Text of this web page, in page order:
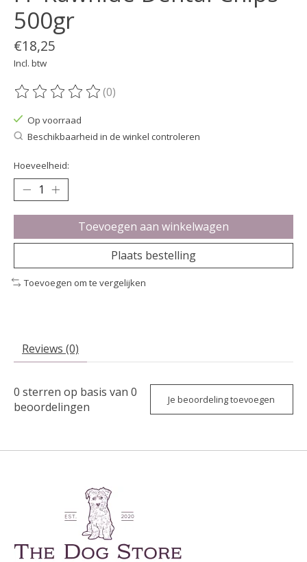
500gr
€18,25
Incl. btw
De beoordeling van dit product is
(0)
Op voorraad
Beschikbaarheid in de winkel controleren
Hoeveelheid:
Toevoegen aan winkelwagen
Plaats bestelling
Toevoegen om te vergelijken
Reviews (0)
0 sterren op basis van 0
beoordelingen
Je beoordeling toevoegen